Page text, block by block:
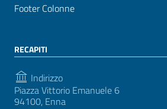
Footer Colonne
RECAPITI
Indirizzo
Piazza Vittorio Emanuele 6
94100, Enna